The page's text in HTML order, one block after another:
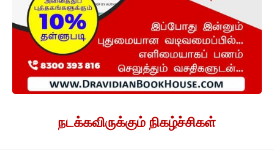
நடக்கவிருக்கும் நிகழ்ச்சிகள்